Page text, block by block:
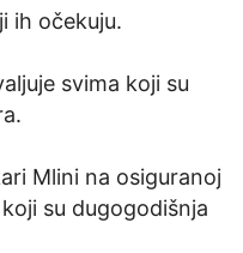
ih očekuju.
svima koji su
Mlini na osiguranoj
su dugogodišnja